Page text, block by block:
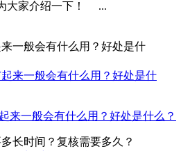
大家介绍一下！ ...
一般会有什么用？好处是什
来一般会有什么用？好处是什么？
长时间？复核需要多久？